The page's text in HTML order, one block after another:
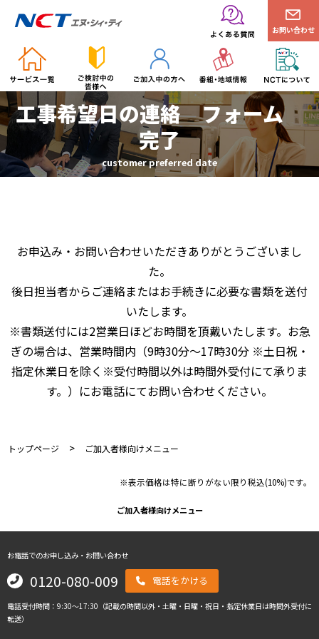
お問い合わせ
工事希望日の連絡 フォーム
完了
customer preferred date
お申込み・お問い合わせいただきありがとうございまし
た。
後日担当者からご連絡またはお手続きに必要な書類を送付
いたします。
※書類送付には2営業日ほどお時間を頂戴いたします。お急
ぎの場合は、営業時間内（9時30分～17時30分 ※土日祝・
指定休業日を除く※受付時間以外は時間外受付にて承りま
す。）にお電話にてお問い合わせください。
トップページ > ご加入者様向けメニュー
※表示価格は特に断りがない限り税込(10%)です。
ご加入者様向けメニュー
お電話でのお申し込み・お問い合わせ
0120-080-009 電話をかける
電話受付時間：9:30～17:30（記載の時間以外・土曜・日曜・祝日・指定休業日は時間外受付に
転送）